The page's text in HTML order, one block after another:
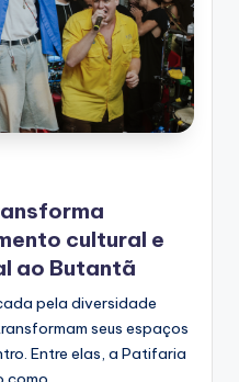
cultural e
ao Butantã
pela diversidade
seus espaços
Entre elas, a Patifaria